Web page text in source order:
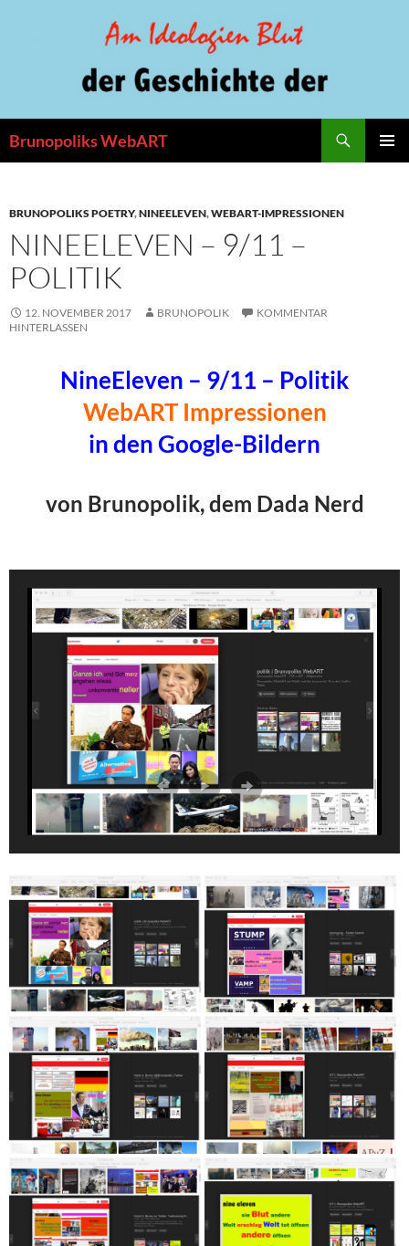
Brunopoliks WebART
BRUNOPOLIKS POETRY,NINEELEVEN,WEBART-IMPRESSIONEN
NINEELEVEN – 9/11 –
POLITIK
12. NOVEMBER 2017 BRUNOPOLIK
KOMMENTAR
HINTERLASSEN
NineEleven – 9/11 – Politik
WebART Impressionen
in den Google-Bildern
von Brunopolik, dem Dada Nerd